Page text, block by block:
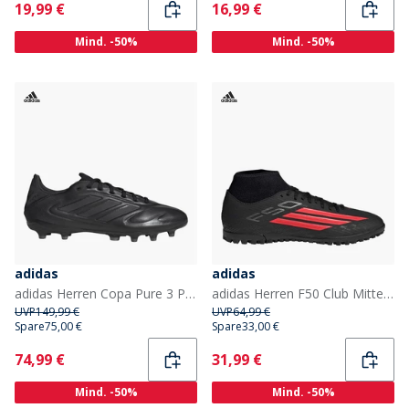
Current
19,99 €
Mind. -50%
Current
16,99 €
Mind. -50%
adidas
adidas Herren Copa Pure 3 Pro Black Pack FG Kunstrasen Fußballschuhe Core Black/Core Black/Iron Metallic
UVP149,99 €
Spare75,00 €
Current
74,99 €
Mind. -50%
adidas
adidas Herren F50 Club Mittelhoher Schnitt Stealth Victory Pack Kunstrasen Fußballschuhe Core Black/Lucid Red/Schwarz
UVP64,99 €
Spare33,00 €
Current
31,99 €
Mind. -50%